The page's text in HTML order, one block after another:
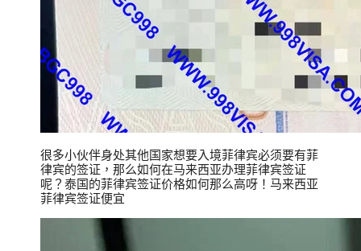
很多小伙伴身处其他国家想要入境菲律宾必须要有菲
律宾的签证，那么如何在马来西亚办理菲律宾签证
呢？泰国的菲律宾签证价格如何那么高呀！马来西亚
菲律宾签证便宜